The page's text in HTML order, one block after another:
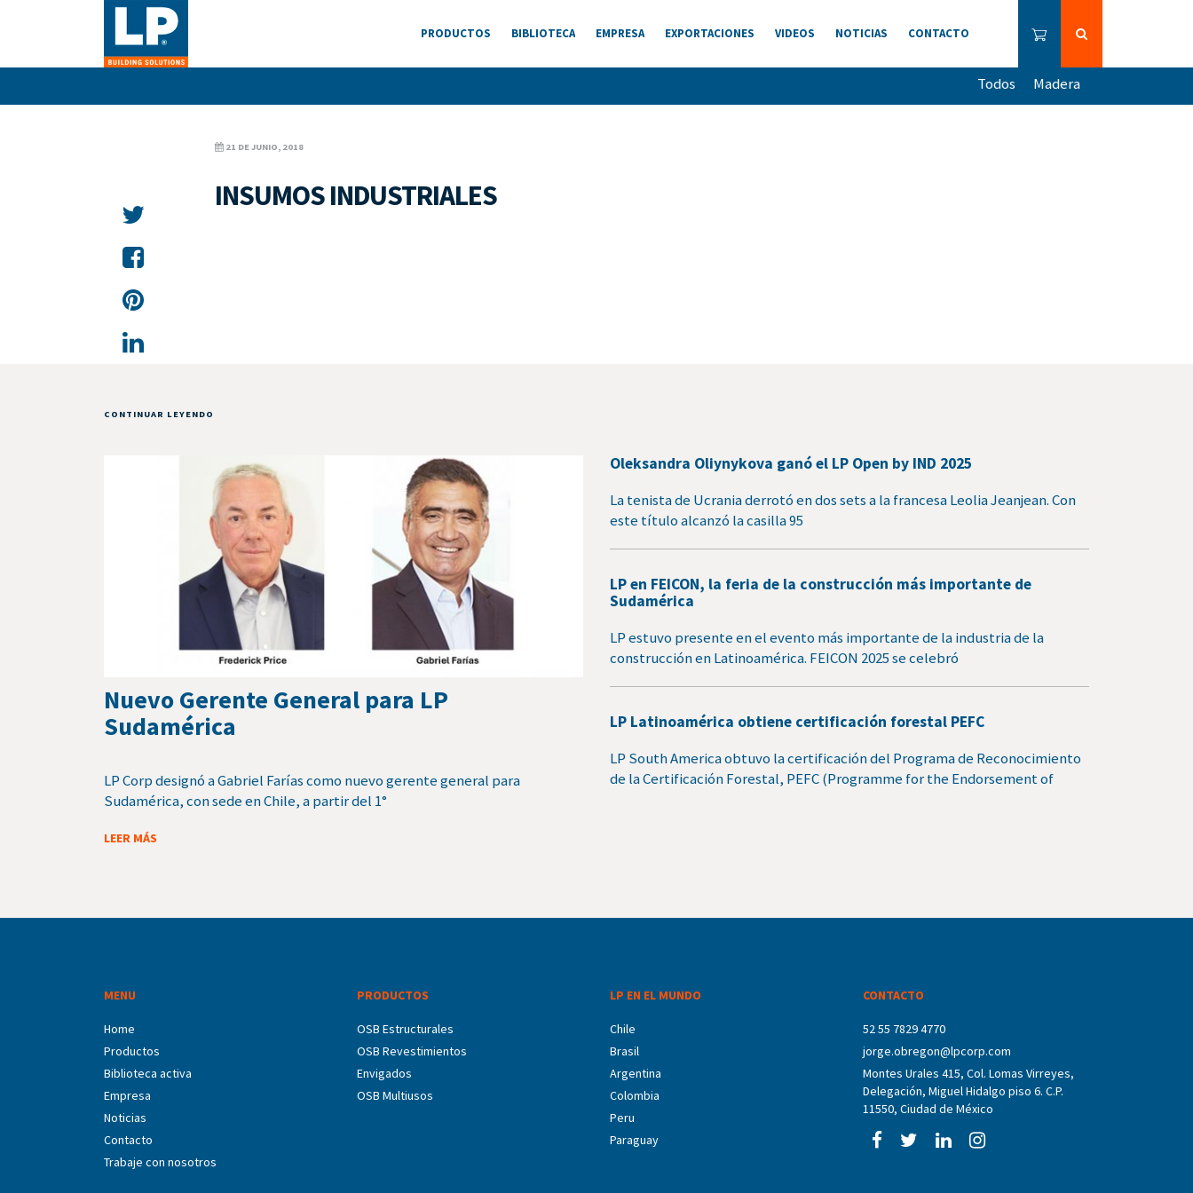
PRODUCTOS BIBLIOTECA EMPRESA EXPORTACIONES VIDEOS NOTICIAS CONTACTO
Todos Madera
21 DE JUNIO, 2018
INSUMOS INDUSTRIALES
CONTINUAR LEYENDO
Nuevo Gerente General para LP
Sudamérica
LP Corp designó a Gabriel Farías como nuevo gerente general para
Sudamérica, con sede en Chile, a partir del 1°
LEER MÁS
Oleksandra Oliynykova ganó el LP Open by IND 2025
La tenista de Ucrania derrotó en dos sets a la francesa Leolia Jeanjean. Con
este título alcanzó la casilla 95
LP en FEICON, la feria de la construcción más importante de
Sudamérica
LP estuvo presente en el evento más importante de la industria de la
construcción en Latinoamérica. FEICON 2025 se celebró
LP Latinoamérica obtiene certificación forestal PEFC
LP South America obtuvo la certificación del Programa de Reconocimiento
de la Certificación Forestal, PEFC (Programme for the Endorsement of
MENU
Home
Productos
Biblioteca activa
Empresa
Noticias
Contacto
Trabaje con nosotros
PRODUCTOS
OSB Estructurales
OSB Revestimientos
Envigados
OSB Multiusos
LP EN EL MUNDO
Chile
Brasil
Argentina
Colombia
Peru
Paraguay
CONTACTO
52 55 7829 4770
jorge.obregon@lpcorp.com
Montes Urales 415, Col. Lomas Virreyes,
Delegación, Miguel Hidalgo piso 6. C.P.
11550, Ciudad de México